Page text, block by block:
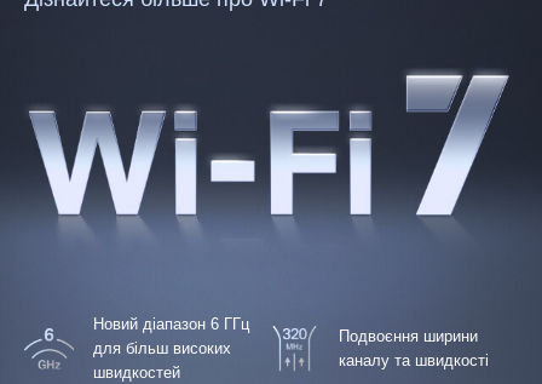
Новий діапазон 6 ГГц
для більш високих
швидкостей
Подвоєння ширини
каналу та швидкості